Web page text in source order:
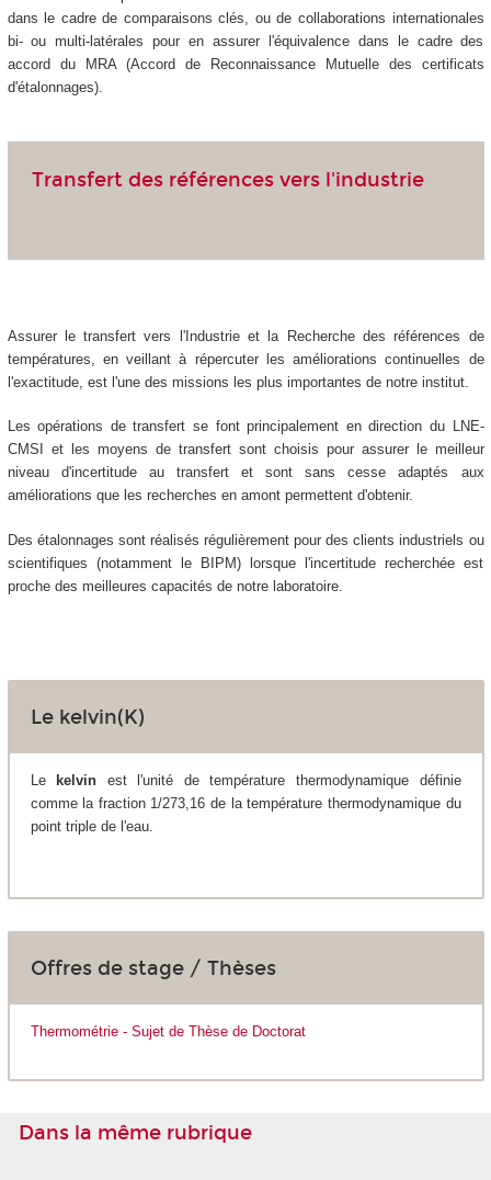
dans le cadre de comparaisons clés, ou de collaborations internationales
bi- ou multi-latérales pour en assurer l'équivalence dans le cadre des
accord du MRA (Accord de Reconnaissance Mutuelle des certificats
d'étalonnages).
Transfert des références vers l'industrie
Assurer le transfert vers l'Industrie et la Recherche des références de
températures, en veillant à répercuter les améliorations continuelles de
l'exactitude, est l'une des missions les plus importantes de notre institut.
Les opérations de transfert se font principalement en direction du LNE-
CMSI et les moyens de transfert sont choisis pour assurer le meilleur
niveau d'incertitude au transfert et sont sans cesse adaptés aux
améliorations que les recherches en amont permettent d'obtenir.
Des étalonnages sont réalisés régulièrement pour des clients industriels ou
scientifiques (notamment le BIPM) lorsque l'incertitude recherchée est
proche des meilleures capacités de notre laboratoire.
Le kelvin(K)
Le kelvin est l'unité de température thermodynamique définie
comme la fraction 1/273,16 de la température thermodynamique du
point triple de l'eau.
Offres de stage / Thèses
Thermométrie - Sujet de Thèse de Doctorat
Dans la même rubrique